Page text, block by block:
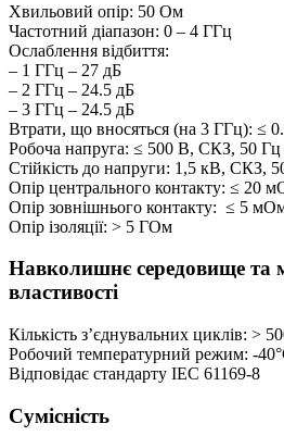
Хвильовий опір: 50 Ом
Частотний діапазон: 0 – 4 ГГц
Ослаблення відбиття:
– 1 ГГц – 27 дБ
– 2 ГГц – 24.5 дБ
– 3 ГГц – 24.5 дБ
Втрати, що вносяться (на 3 ГГц): ≤
Робоча напруга: ≤ 500 В, СКЗ, 50 Гц
Стійкість до напруги: 1,5 кВ, СКЗ,
Опір центрального контакту: ≤ 20
Опір зовнішнього контакту: ≤ 5
Опір ізоляції: > 5 ГОм
Навколишнє середовище та
властивості
Кількість з’єднувальних циклів: >
Робочий температурний режим: -
Відповідає стандарту IEC 61169-8
Сумісність